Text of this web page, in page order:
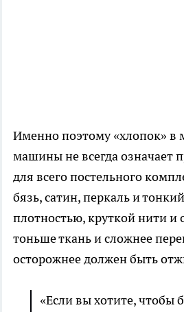
Именно поэтому «хлопок» в
машины не всегда означает
для всего постельного
бязь, сатин, перкаль и
плотностью, круткой нити и
тоньше ткань и сложнее
осторожнее должен быть
«Если вы хотите, чтобы